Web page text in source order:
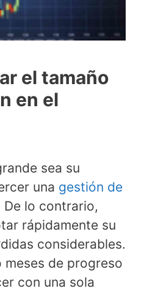
el tamaño
en el
sea su
una gestión de
De lo contrario,
rápidamente su
considerables.
meses de progreso
con una sola